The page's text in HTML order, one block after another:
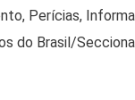
Perícias,
do Brasil/